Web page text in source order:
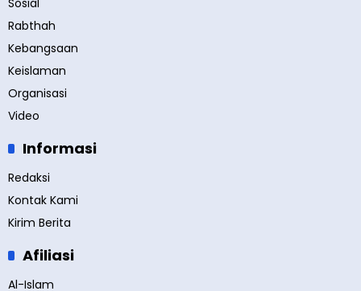
Rabthah
Kebangsaan
Keislaman
Organisasi
Video
Informasi
Redaksi
Kontak Kami
Kirim Berita
Afiliasi
Al-Islam